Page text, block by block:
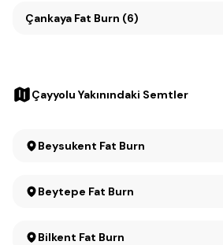
Çankaya Fat Burn (6)
Çayyolu Yakınındaki Semtler
Beysukent Fat Burn
Beytepe Fat Burn
Bilkent Fat Burn